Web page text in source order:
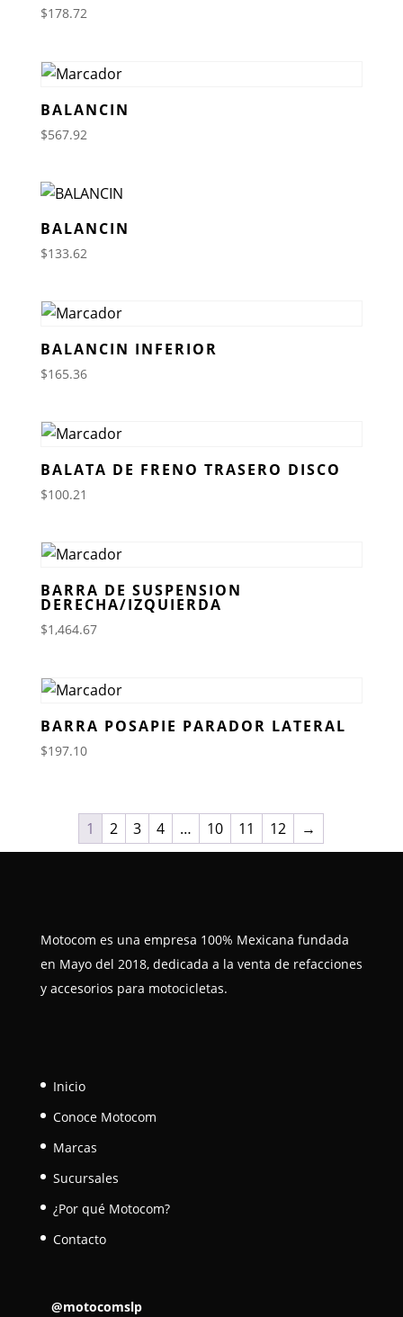
$178.72
BALANCIN
$567.92
BALANCIN
$133.62
BALANCIN INFERIOR
$165.36
BALATA DE FRENO TRASERO DISCO
$100.21
BARRA DE SUSPENSION
DERECHA/IZQUIERDA
$1,464.67
BARRA POSAPIE PARADOR LATERAL
$197.10
1 2 3 4 … 10 11 12 →
Motocom es una empresa 100% Mexicana fundada
en Mayo del 2018, dedicada a la venta de refacciones
y accesorios para motocicletas.
Inicio
Conoce Motocom
Marcas
Sucursales
¿Por qué Motocom?
Contacto
@motocomslp